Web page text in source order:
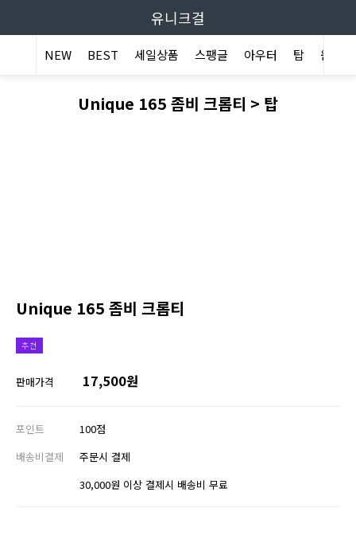
유니크걸
NEW BEST 세일상품 스팽글 아우터 탑 원피스
Unique 165 좀비 크롭티 > 탑
Unique 165 좀비 크롭티
추천
판매가격 17,500원
포인트
100점
배송비결제
주문시 결제
30,000원 이상 결제시 배송비 무료